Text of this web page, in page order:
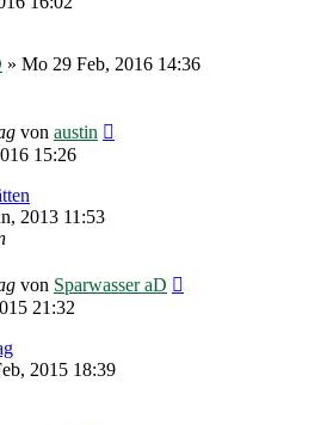
» Mo 29 Feb, 2016 14:36
von austin
15:26
2013 11:53
von Sparwasser aD
21:32
2015 18:39